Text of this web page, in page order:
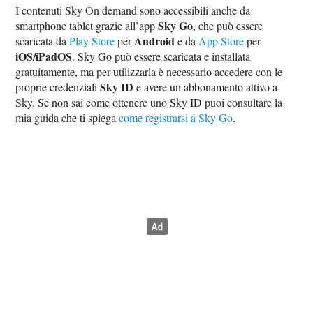
I contenuti Sky On demand sono accessibili anche da
smartphone tablet grazie all’appSky Go, che può essere
scaricata daPlay StoreperAndroide daApp Storeper
iOS/iPadOS. Sky Go può essere scaricata e installata
gratuitamente, ma per utilizzarla è necessario accedere con le
proprie credenzialiSky ID e avere un abbonamento attivo a
Sky. Se non sai come ottenere uno Sky ID puoi consultare la
mia guida che ti spiegacome registrarsi a Sky Go.